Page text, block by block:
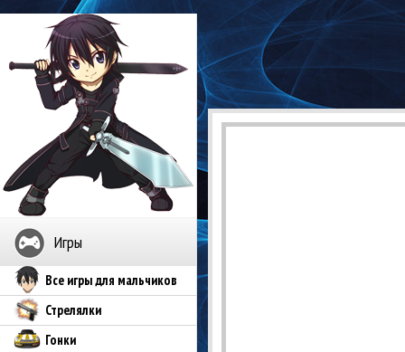
Игры
Все игры для мальчиков
Стрелялки
Гонки